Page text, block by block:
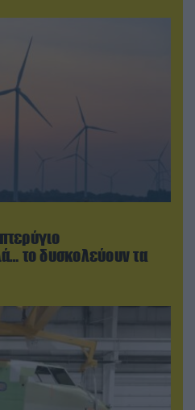
το δυσκολεύουν τα